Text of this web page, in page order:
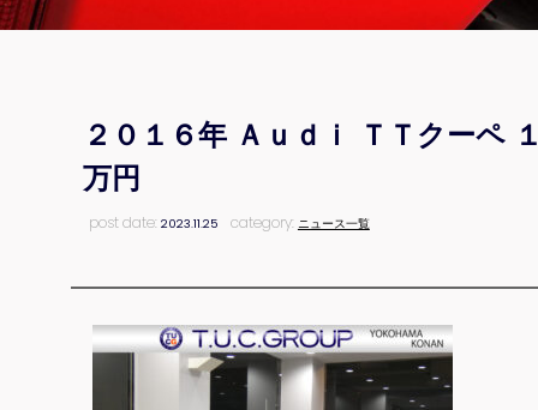
２０１６年 Ａｕｄｉ ＴＴクー
万円
post date:2023.11.25 category: ニュース一覧